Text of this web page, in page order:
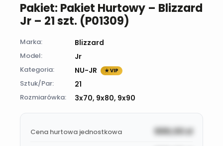
Pakiet: Pakiet Hurtowy – Blizzard
Jr – 21 szt. (P01309)
Marka: Blizzard
Model: Jr
Kategoria: NU-JR ★ VIP
Sztuk/Par: 21
Rozmiarówka: 3x70, 9x80, 9x90
Cena hurtowa jednostkowa 999,00zł